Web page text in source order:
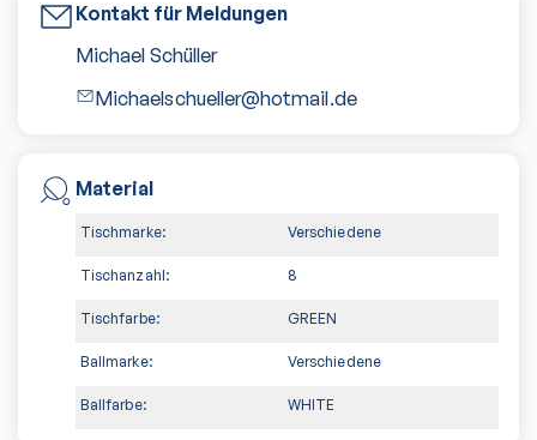
Kontakt für Meldungen
Michael Schüller
Michaelschueller@hotmail.de
Material
Tischmarke: Verschiedene
Tischanzahl: 8
Tischfarbe: GREEN
Ballmarke: Verschiedene
Ballfarbe: WHITE